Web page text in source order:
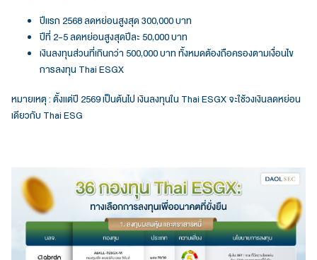
ปีแรก 2568 ลดหย่อนสูงสุด 300,000 บาท
ปีที่ 2-5 ลดหย่อนสูงสุดปีละ 50,000 บาท
เงินลงทุนส่วนที่เกินกว่า 500,000 บาท ทั้งหมดต้องถือครองตามเงื่อนไข
การลงทุน Thai ESGX
หมายเหตุ : ตั้งแต่ปี 2569 เป็นต้นไป เงินลงทุนใน Thai ESGX จะใช้วงเงินลดหย่อน
เดียวกับ Thai ESG